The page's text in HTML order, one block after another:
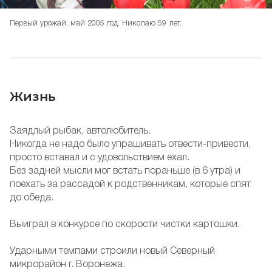
Первый урожай, май 2005 год. Николаю 59 лет.
Жизнь
Заядлый рыбак, автолюбитель.
Никогда не надо было упрашивать отвести-привести,
просто вставал и с удовольствием ехал.
Без задней мысли мог встать пораньше (в 6 утра) и
поехать за рассадой к родственникам, которые спят
до обеда.
Выиграл в конкурсе по скорости чистки картошки.
Ударными темпами строили новый Северный
микрорайон г. Воронежа.